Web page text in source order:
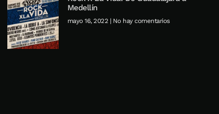
Medellín
mayo 16, 2022 No hay comentarios